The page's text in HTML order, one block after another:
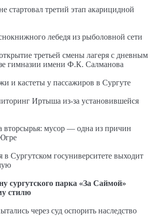
стартовал третий этап акарицидной
лебедя из рыболовной сети
третьей смены лагеря с дневным
гимназии имени Ф.К. Салманова
и кастеты у пассажиров в Сургуте
Иртыша из-за установившейся
вторсырья: мусор — одна из причин
Сургутском госуниверситете выходит
сургутского парка «За Саймой»
стилю
через суд оспорить наследство